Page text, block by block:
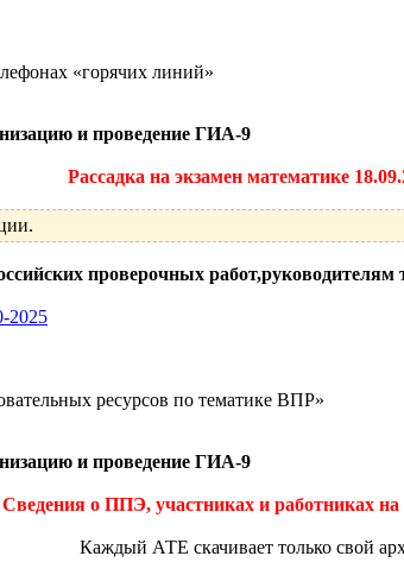
«горячих линий»
и проведение ГИА-9
Рассадка на экзамен математике
проверочных
2025
ресурсов по тематике ВПР»
и проведение ГИА-9
Сведения о ППЭ, участниках и работниках на
Каждый АТЕ скачивает только свой